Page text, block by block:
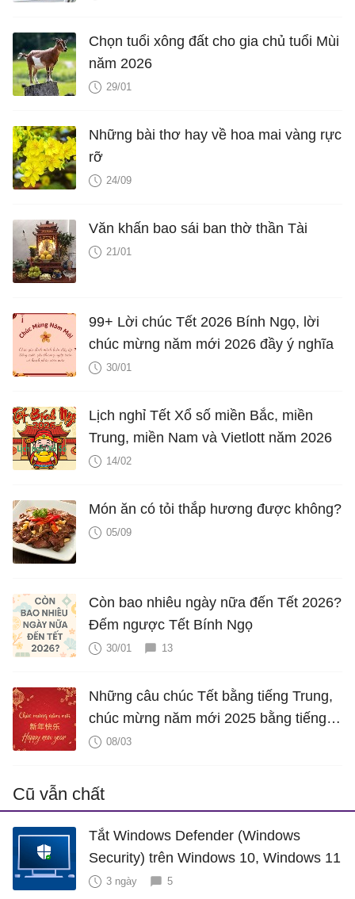
Chọn tuổi xông đất cho gia chủ tuổi Mùi
năm 2026
29/01
Những bài thơ hay về hoa mai vàng rực
rỡ
24/09
Văn khấn bao sái ban thờ thần Tài
21/01
99+ Lời chúc Tết 2026 Bính Ngọ, lời
chúc mừng năm mới 2026 đầy ý nghĩa
30/01
Lịch nghỉ Tết Xổ số miền Bắc, miền
Trung, miền Nam và Vietlott năm 2026
14/02
Món ăn có tỏi thắp hương được không?
05/09
Còn bao nhiêu ngày nữa đến Tết 2026?
Đếm ngược Tết Bính Ngọ
30/01 13
Những câu chúc Tết bằng tiếng Trung,
chúc mừng năm mới 2025 bằng tiếng
Trung hay nhất
08/03
Cũ vẫn chất
Tắt Windows Defender (Windows
Security) trên Windows 10, Windows 11
3 ngày 5